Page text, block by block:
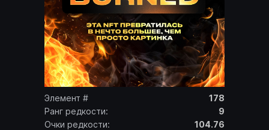
Элемент #
178
Ранг редкости:
9
Очки редкости:
104.76